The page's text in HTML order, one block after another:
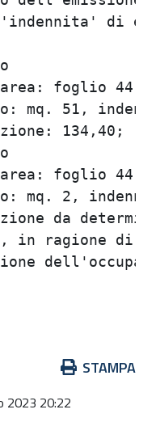
di
foglio 44,
mq. 51,
134,40;
foglio 44,
mq. 2,
da
in ragione di
STAMPA
2023 20:22